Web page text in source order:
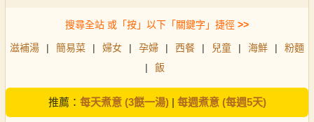
搜尋全站 或「按」以下「關鍵字」捷徑 >>
滋補湯 | 簡易菜 | 婦女 | 孕婦 | 西餐 | 兒童 | 海鮮 |
粉麵
|
飯
推薦： 每天煮意 (3餸一湯)| 每週煮意 (每週5天)